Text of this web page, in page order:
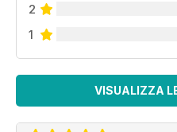
2
1
VISUALIZZA